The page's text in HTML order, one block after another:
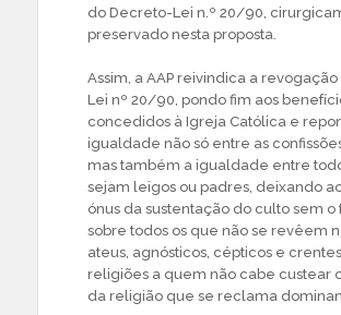
do Decreto-Lei n.º 20/90,
preservado nesta proposta.
Assim, a AAP reivindica a
Lei nº 20/90, pondo fim aos
concedidos à Igreja Católica e
igualdade não só entre as
mas também a igualdade entre
sejam leigos ou padres, deixando
ónus da sustentação do culto sem
sobre todos os que não se revêem
ateus, agnósticos, cépticos e
religiões a quem não cabe custear
da religião que se reclama